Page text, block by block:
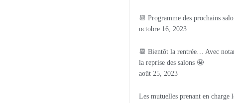
📆 Programme des prochains
octobre 16, 2023
📆 Bientôt la rentrée… Avec
la reprise des salons 🤩
août 25, 2023
Les mutuelles prenant en charge